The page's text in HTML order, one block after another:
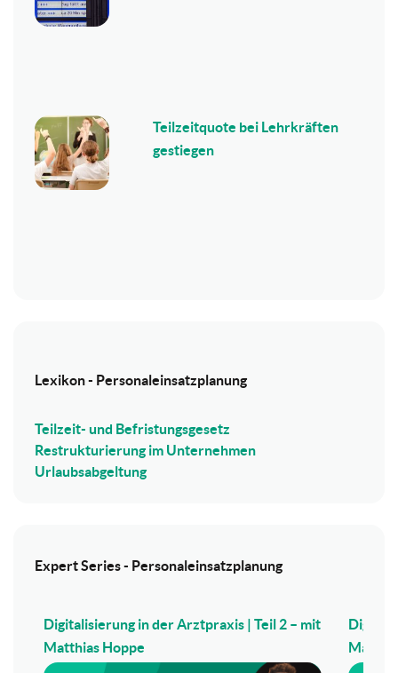
Teilzeitquote bei Lehrkräften
gestiegen
Lexikon - Personaleinsatzplanung
Teilzeit- und Befristungsgesetz
Restrukturierung im Unternehmen
Urlaubsabgeltung
Expert Series - Personaleinsatzplanung
Digitalisierung in der Arztpraxis | Teil 2 – mit
Matthias Hoppe